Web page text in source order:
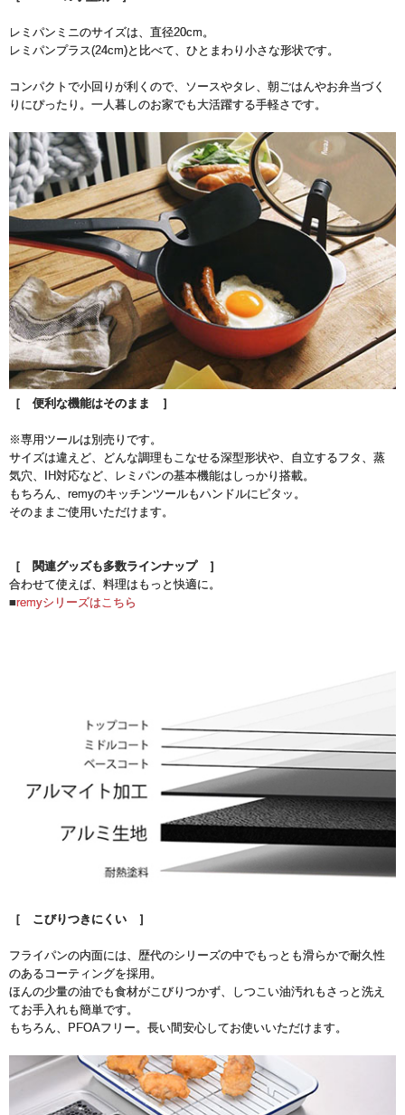
レミパンミニのサイズは、直径20cm。
レミパンプラス(24cm)と比べて、ひとまわり小さな形状です。
コンパクトで小回りが利くので、ソースやタレ、朝ごはんやお弁当づく
りにぴったり。一人暮しのお家でも大活躍する手軽さです。
［ 便利な機能はそのまま ］
※専用ツールは別売りです。
サイズは違えど、どんな調理もこなせる深型形状や、自立するフタ、蒸
気穴、IH対応など、レミパンの基本機能はしっかり搭載。
もちろん、remyのキッチンツールもハンドルにピタッ。
そのままご使用いただけます。
［ 関連グッズも多数ラインナップ ］
合わせて使えば、料理はもっと快適に。
■remyシリーズはこちら
［ こびりつきにくい ］
フライパンの内面には、歴代のシリーズの中でもっとも滑らかで耐久性
のあるコーティングを採用。
ほんの少量の油でも食材がこびりつかず、しつこい油汚れもさっと洗え
てお手入れも簡単です。
もちろん、PFOAフリー。長い間安心してお使いいただけます。